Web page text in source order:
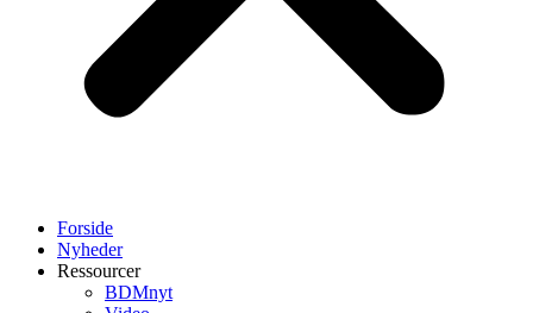
Forside
Nyheder
Ressourcer
BDMnyt